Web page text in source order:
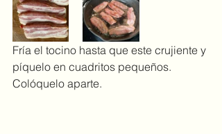
Fría el tocino hasta que este crujiente y
píquelo en cuadritos pequeños.
Colóquelo aparte.